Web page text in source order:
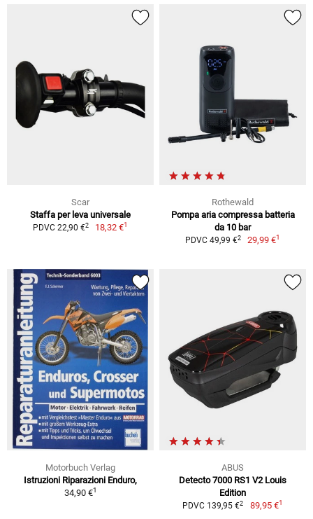
Scar
Staffa per leva universale
PDVC 22,90 €2 18,32 €1
Rothewald
Pompa aria compressa batteria
da 10 bar
PDVC 49,99 €2 29,99 €1
Motorbuch Verlag
Istruzioni Riparazioni Enduro,
34,90 €1
ABUS
Detecto 7000 RS1 V2 Louis
Edition
PDVC 139,95 €2 89,95 €1